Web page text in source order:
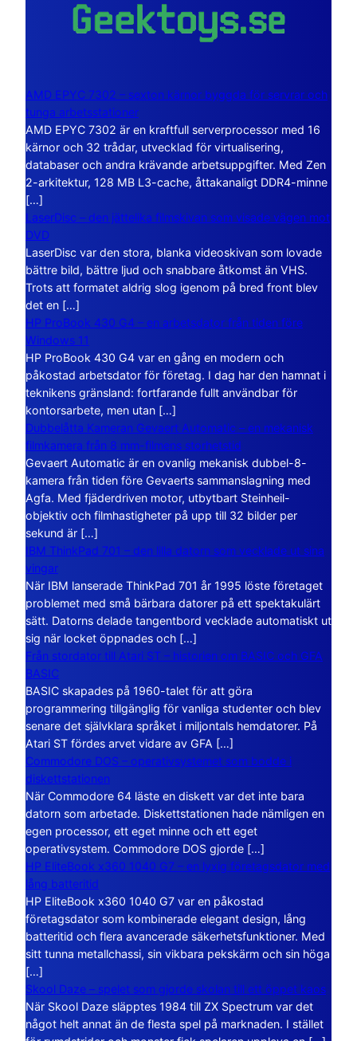
AMD EPYC 7302 – sexton kärnor byggda för servrar och
tunga arbetsstationer
AMD EPYC 7302 är en kraftfull serverprocessor med 16
kärnor och 32 trådar, utvecklad för virtualisering,
databaser och andra krävande arbetsuppgifter. Med Zen
2-arkitektur, 128 MB L3-cache, åttakanaligt DDR4-minne
[…]
LaserDisc – den jättelika filmskivan som visade vägen mot
DVD
LaserDisc var den stora, blanka videoskivan som lovade
bättre bild, bättre ljud och snabbare åtkomst än VHS.
Trots att formatet aldrig slog igenom på bred front blev
det en […]
HP ProBook 430 G4 – en arbetsdator från tiden före
Windows 11
HP ProBook 430 G4 var en gång en modern och
påkostad arbetsdator för företag. I dag har den hamnat i
teknikens gränsland: fortfarande fullt användbar för
kontorsarbete, men utan […]
Dubbelåtta Kameran Gevaert Automatic – en mekanisk
filmkamera från 8 mm-filmens storhetstid
Gevaert Automatic är en ovanlig mekanisk dubbel-8-
kamera från tiden före Gevaerts sammanslagning med
Agfa. Med fjäderdriven motor, utbytbart Steinheil-
objektiv och filmhastigheter på upp till 32 bilder per
sekund är […]
IBM ThinkPad 701 – den lilla datorn som vecklade ut sina
vingar
När IBM lanserade ThinkPad 701 år 1995 löste företaget
problemet med små bärbara datorer på ett spektakulärt
sätt. Datorns delade tangentbord vecklade automatiskt ut
sig när locket öppnades och […]
Från stordator till Atari ST – historien om BASIC och GFA
BASIC
BASIC skapades på 1960-talet för att göra
programmering tillgänglig för vanliga studenter och blev
senare det självklara språket i miljontals hemdatorer. På
Atari ST fördes arvet vidare av GFA […]
Commodore DOS – operativsystemet som bodde i
diskettstationen
När Commodore 64 läste en diskett var det inte bara
datorn som arbetade. Diskettstationen hade nämligen en
egen processor, ett eget minne och ett eget
operativsystem. Commodore DOS gjorde […]
HP EliteBook x360 1040 G7 – en lyxig företagsdator med
lång batteritid
HP EliteBook x360 1040 G7 var en påkostad
företagsdator som kombinerade elegant design, lång
batteritid och flera avancerade säkerhetsfunktioner. Med
sitt tunna metallchassi, sin vikbara pekskärm och sin höga
[…]
Skool Daze – spelet som gjorde skolan till ett öppet kaos
När Skool Daze släpptes 1984 till ZX Spectrum var det
något helt annat än de flesta spel på marknaden. I stället